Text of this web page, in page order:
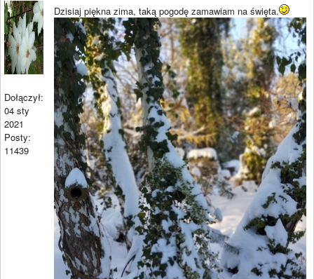
Dołączył:
04 sty
2021
Posty:
11439
Dzisiaj piękna zima, taką pogodę zamawiam na święta.